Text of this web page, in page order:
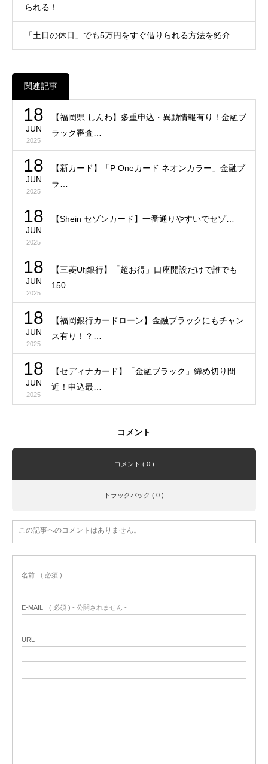
られる！
「土日の休日」でも5万円をすぐ借りられる方法を紹介
関連記事
18
JUN
2025
【福岡県 しんわ】多重申込・異動情報有り！金融ブ
ラック審査…
18
JUN
2025
【新カード】「P Oneカード ネオンカラー」金融ブ
ラ…
18
JUN
2025
【Shein セゾンカード】一番通りやすいでセゾ…
18
JUN
2025
【三菱Ufj銀行】「超お得」口座開設だけで誰でも
150…
18
JUN
2025
【福岡銀行カードローン】金融ブラックにもチャン
ス有り！？…
18
JUN
2025
【セディナカード】「金融ブラック」締め切り間
近！申込最…
コメント
コメント ( 0 )
トラックバック ( 0 )
この記事へのコメントはありません。
名前 ( 必須 )
E-MAIL ( 必須 ) - 公開されません -
URL